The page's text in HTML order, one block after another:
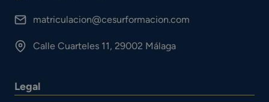
matriculacion@cesurformacion.com
Calle Cuarteles 11, 29002 Málaga
Legal